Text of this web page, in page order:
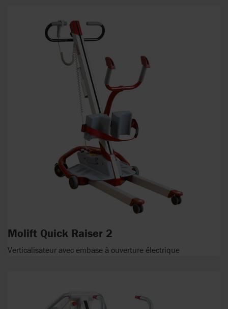
Molift Quick Raiser 2
Verticalisateur avec embase à ouverture électrique